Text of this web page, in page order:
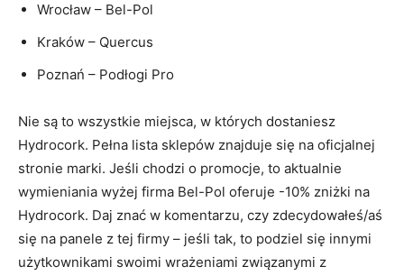
Wrocław – Bel-Pol
Kraków – Quercus
Poznań – Podłogi Pro
Nie są to wszystkie miejsca, w których dostaniesz
Hydrocork. Pełna lista sklepów znajduje się na oficjalnej
stronie marki. Jeśli chodzi o promocje, to aktualnie
wymieniania wyżej firma Bel-Pol oferuje -10% zniżki na
Hydrocork. Daj znać w komentarzu, czy zdecydowałeś/aś
się na panele z tej firmy – jeśli tak, to podziel się innymi
użytkownikami swoimi wrażeniami związanymi z